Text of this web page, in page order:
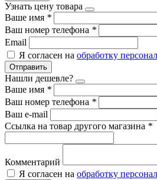
Узнать цену товара
Ваше имя *
Ваш номер телефона *
Email
Я согласен на обработку
Отправить
Нашли дешевле?
Ваше имя *
Ваш номер телефона *
Ваш e-mail
Ссылка на товар другого магазина *
Комментарий
Я согласен на обработку